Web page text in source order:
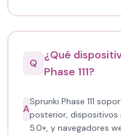
Q
¿Qué
Phase 111?
A
Sprunki Phase 111
posterior, dispositivos
5.0+, y navegadores